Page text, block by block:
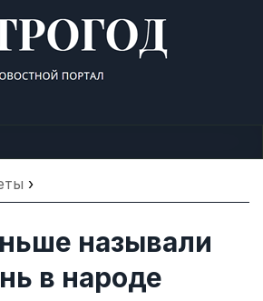
Праздники сегодня,
Приметы,
делать, Гороскопы и
Сонник
и толкование снов. Читайте, что можно и
›
называли
в народе